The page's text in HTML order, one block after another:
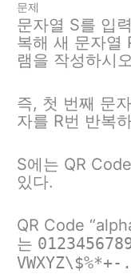
문제
문자열 S를 입
복해 새 문자열
램을 작성하시
즉, 첫 번째 문
자를 R번 반복
S에는 QR
있다.
QR Code
는